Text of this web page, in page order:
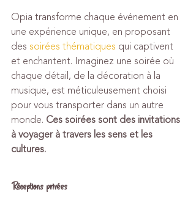
Opia transforme chaque événement en
une expérience unique, en proposant
des soirées thématiques qui captivent
et enchantent. Imaginez une soirée où
chaque détail, de la décoration à la
musique, est méticuleusement choisi
pour vous transporter dans un autre
monde. Ces soirées sont des invitations
à voyager à travers les sens et les
cultures.
Réceptions privées